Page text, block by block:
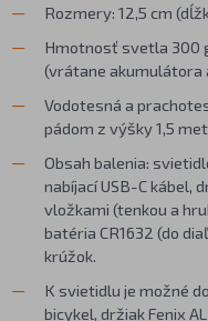
Rozmery: 12,5 cm
Hmotnosť svetla 300
(vrátane akumulátora
Vodotesná a
pádom z výšky 1,5
Obsah balenia:
nabíjací USB-C kábel,
vložkami (tenkou a
batéria CR1632 (do
krúžok.
K svietidlu je možné
bicykel, držiakFenix